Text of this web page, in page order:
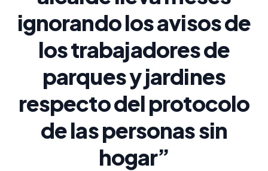
ignorando los avisos de
los trabajadores de
parques y jardines
respecto del protocolo
de las personas sin
hogar”